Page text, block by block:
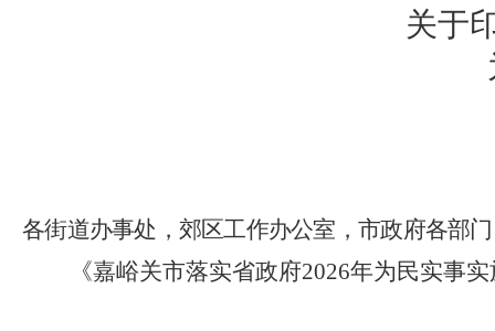
关于
各街道办事处，郊区工作办公室，市政府各部门
《嘉峪关市落实省政府2026年为民实事